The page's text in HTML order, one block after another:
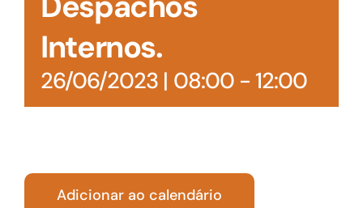
Internos.
26/06/2023 | 08:00- 12:00
Adicionar ao calendário